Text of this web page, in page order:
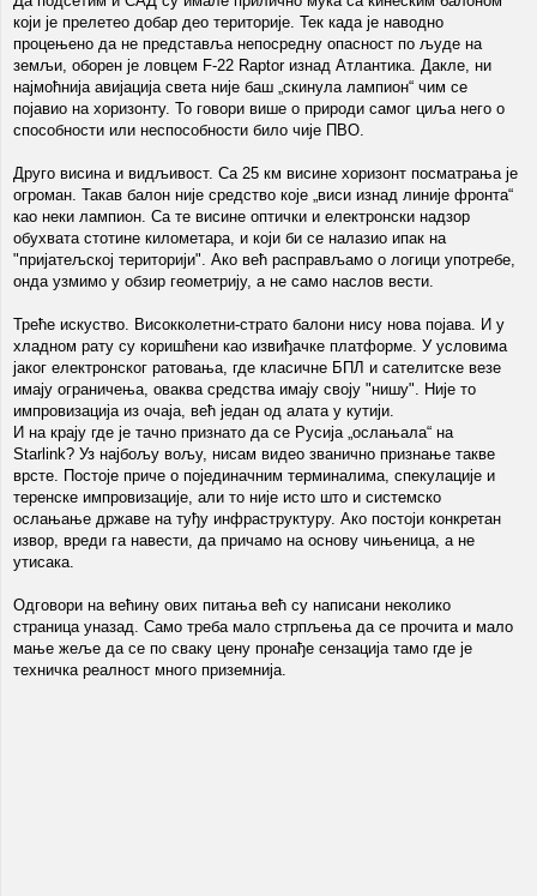
који је прелетео добар део територије. Тек када је наводно
процењено да не представља непосредну опасност по људе на
земљи, оборен је ловцем F-22 Raptor изнад Атлантика. Дакле, ни
најмоћнија авијација света није баш „скинула лампион“ чим се
појавио на хоризонту. То говори више о природи самог циља него о
способности или неспособности било чије ПВО.
Друго висина и видљивост. Са 25 км висине хоризонт посматрања је
огроман. Такав балон није средство које „виси изнад линије фронта“
као неки лампион. Са те висине оптички и електронски надзор
обухвата стотине километара, и који би се налазио ипак на
"пријатељској територији". Ако већ расправљамо о логици употребе,
онда узмимо у обзир геометрију, а не само наслов вести.
Треће искуство. Високколетни-страто балони нису нова појава. И у
хладном рату су коришћени као извиђачке платформе. У условима
јаког електронског ратовања, где класичне БПЛ и сателитске везе
имају ограничења, оваква средства имају своју "нишу". Није то
импровизација из очаја, већ један од алата у кутији.
И на крају где је тачно признато да се Русија „ослањала“ на
Starlink? Уз најбољу вољу, нисам видео званично признање такве
врсте. Постоје приче о појединачним терминалима, спекулације и
теренске импровизације, али то није исто што и системско
ослањање државе на туђу инфраструктуру. Ако постоји конкретан
извор, вреди га навести, да причамо на основу чињеница, а не
утисака.
Одговори на већину ових питања већ су написани неколико
страница уназад. Само треба мало стрпљења да се прочита и мало
мање жеље да се по сваку цену пронађе сензација тамо где је
техничка реалност много приземнија.